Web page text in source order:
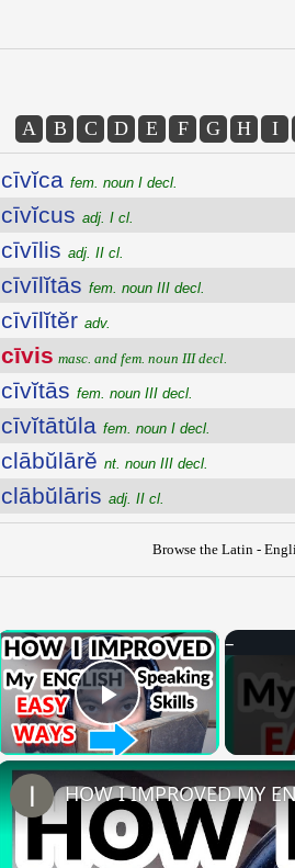
A B C D E F G H I
cīvĭca fem. noun I decl.
cīvĭcus adj. I cl.
cīvīlis adj. II cl.
cīvīlĭtās fem. noun III decl.
cīvīlĭtĕr adv.
cīvis masc. and fem. noun III decl.
cīvĭtās fem. noun III decl.
cīvĭtātŭla fem. noun I decl.
clābŭlārĕ nt. noun III decl.
clābŭlāris adj. II cl.
Browse the Latin -
×
Play Video